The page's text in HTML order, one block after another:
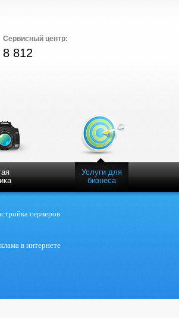
Сервисный центр:
8 812
Услуги для
бизнеса
серверов
в интернете